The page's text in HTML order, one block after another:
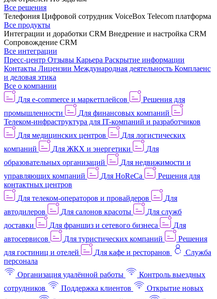
Все решения
Телефония Цифровой сотрудник VoiceBox Telecom платформа
Все продукты
Интеграции и доработки CRM Внедрение и настройка CRM
Сопровождение CRM
Все интеграции
Пресс-центр Отзывы Карьера Раскрытие информации
Контакты Лицензии Международная деятельность Комплаенс
и деловая этика
Все о компании
Для e-commerce и маркетплейсов
Решения для
промышленности
Для финансовых компаний
Телеком-инфраструктура для IT-компаний и разработчиков
Для медицинских центров
Для логистических
компаний
Для ЖКХ и энергетики
Для
образовательных организаций
Для недвижимости и
управляющих компаний
Для HoReCa
Решения для
контактных центров
Для телеком-операторов и провайдеров
Для
автодилеров
Для салонов красоты
Для служб
доставки
Для франшиз и сетевого бизнеса
Для
автосервисов
Для туристических компаний
Решения
для гостиниц и отелей
Для кафе и ресторанов
Служба
персонала
Организация удалённой работы
Контроль выездных
сотрудников
Поддержка клиентов
Открытие новых